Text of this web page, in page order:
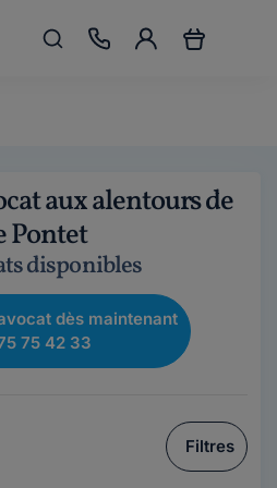
aux alentours de
Pontet
disponibles
dès maintenant
75 42 33
Filtres